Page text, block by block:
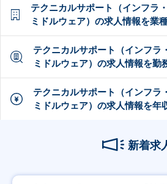
テクニカルサポート（インフラ
ミドルウェア）の求人情報を業
テクニカルサポート（インフラ
ミドルウェア）の求人情報を勤
テクニカルサポート（インフラ
ミドルウェア）の求人情報を年
新着求